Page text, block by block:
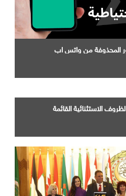
المحذوفة من واتس اب
الاستثنائية القائمة